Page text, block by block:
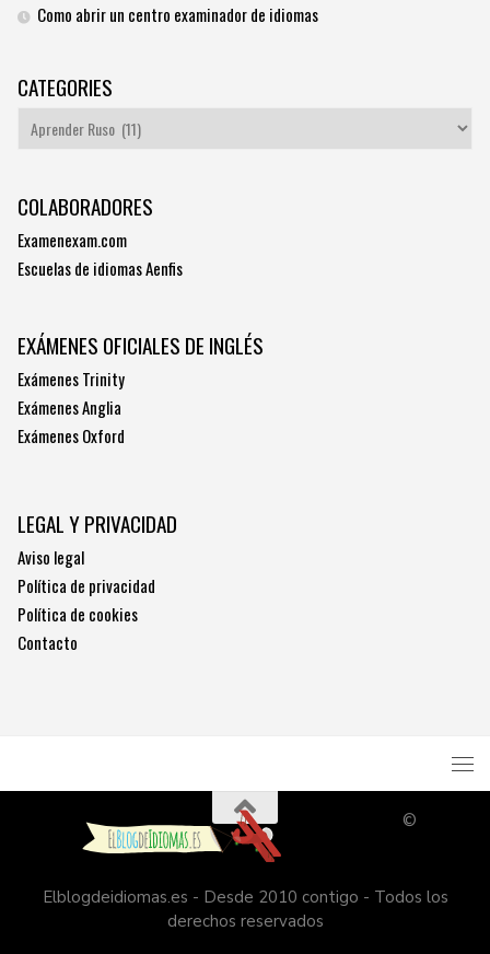
Como abrir un centro examinador de idiomas
CATEGORIES
Categories
COLABORADORES
Examenexam.com
Escuelas de idiomas Aenfis
EXÁMENES OFICIALES DE INGLÉS
Exámenes Trinity
Exámenes Anglia
Exámenes Oxford
LEGAL Y PRIVACIDAD
Aviso legal
Política de privacidad
Política de cookies
Contacto
©
Elblogdeidiomas.es - Desde 2010 contigo - Todos los
derechos reservados